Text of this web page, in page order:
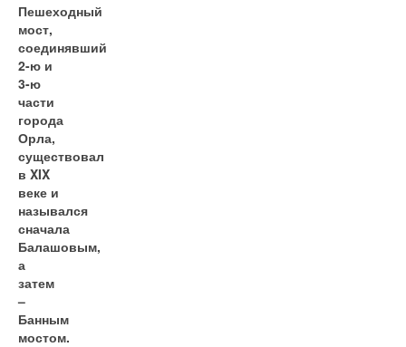
Пешеходный
мост,
соединявший
2-ю и
3-ю
части
города
Орла,
существовал
в XIX
веке и
назывался
сначала
Балашовым,
а
затем
–
Банным
мостом.